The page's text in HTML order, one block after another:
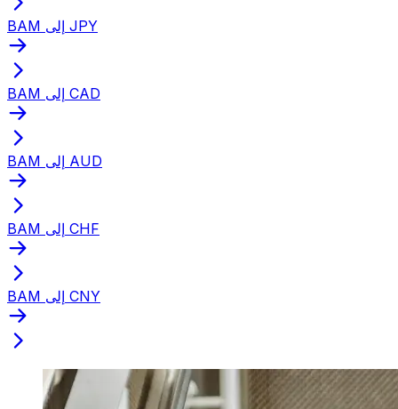
BAM إلى JPY
BAM إلى CAD
BAM إلى AUD
BAM إلى CHF
BAM إلى CNY